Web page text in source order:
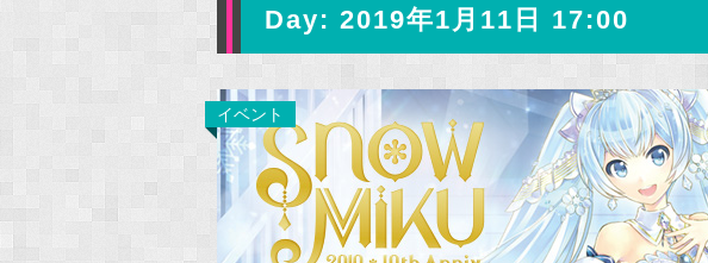
Day: 2019年1月11日 17:00
イベント